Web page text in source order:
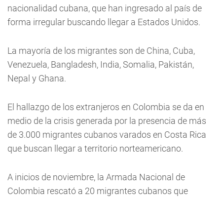
nacionalidad cubana, que han ingresado al país de
forma irregular buscando llegar a Estados Unidos.
La mayoría de los migrantes son de China, Cuba,
Venezuela, Bangladesh, India, Somalia, Pakistán,
Nepal y Ghana.
El hallazgo de los extranjeros en Colombia se da en
medio de la crisis generada por la presencia de más
de 3.000 migrantes cubanos varados en Costa Rica
que buscan llegar a territorio norteamericano.
A inicios de noviembre, la Armada Nacional de
Colombia rescató a 20 migrantes cubanos que